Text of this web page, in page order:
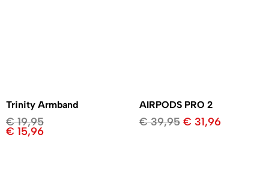
Trinity Armband
€19,95
€ 15,96
AIRPODS PRO 2
€39,95 € 31,96